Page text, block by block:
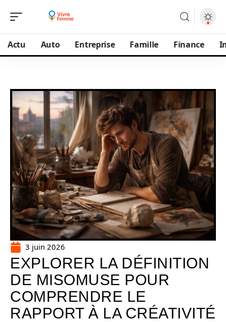
Actu Auto Entreprise Famille Finance
3 juin 2026
EXPLORER LA DÉFINITION
DE MISOMUSE POUR
COMPRENDRE LE
RAPPORT À LA CRÉATIVITÉ